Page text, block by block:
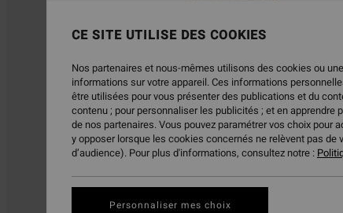
CE SITE UTILISE DES COOKIES
Nos partenaires et nous-mêmes utilisons des cookies ou
informations sur votre appareil. Ces informations
être utilisées pour vous présenter des publications et du
contenu ; pour personnaliser les publicités ; et en apprendre
de nos partenaires. Vous pouvez paramétrer vos choix
y opposer lorsque les cookies concernés ne relèvent pas
d’audience). Pour plus d'informations, consultez notre :
Personnaliser mes choix